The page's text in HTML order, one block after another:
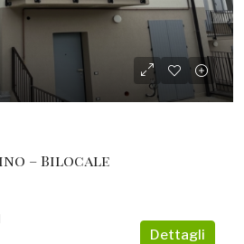
– Bilocale
Dettagli